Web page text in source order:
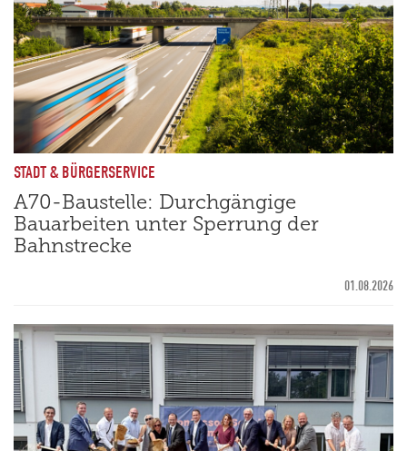
STADT & BÜRGERSERVICE
A70-Baustelle: Durchgängige
Bauarbeiten unter Sperrung der
Bahnstrecke
01.08.2026